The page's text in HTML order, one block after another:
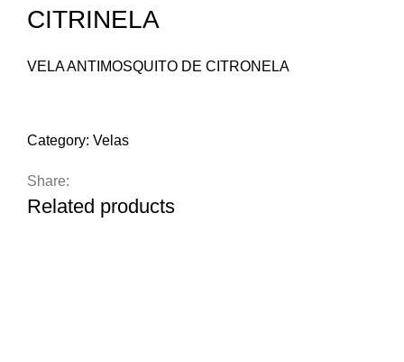
CITRINELA
VELA ANTIMOSQUITO DE CITRONELA
Category: Velas
Share:
Related products